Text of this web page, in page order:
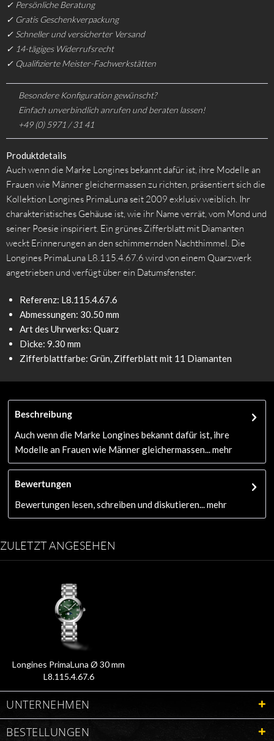
✓ Persönliche Beratung
✓ Gratis Geschenkverpackung
✓ Schneller und versicherter Versand
✓ 14-tägiges Widerrufsrecht
✓ Qualifizierte Meister-Fachwerkstätten
Besondere Konfiguration gewünscht?
Einfach unverbindlich anrufen und beraten lassen!
+49 (0) 5971 / 31 41
Produktdetails
Auch wenn die Marke Longines bekannt dafür ist, ihre Modelle an
Frauen wie Männer gleichermassen zu richten, präsentiert sich die
Kollektion Longines PrimaLuna seit 2009 exklusiv weiblich. Ihr
charakteristisches Gehäuse ist, wie ihr Name verrät, vom Mond und
seiner Poesie inspiriert. Ein grünes Zifferblatt mit Diamanten
weckt Erinnerungen an den schimmernden Nachthimmel. Die
Longines PrimaLuna L8.115.4.67.6 wird von einem Quarzwerk
angetrieben und verfügt über ein Datumsfenster.
Referenz: L8.115.4.67.6
Abmessungen: 30.50 mm
Art des Uhrwerks: Quarz
Dicke: 9.30 mm
Zifferblattfarbe: Grün, Zifferblatt mit 11 Diamanten
Beschreibung
Auch wenn die Marke Longines bekannt dafür ist, ihre
Modelle an Frauen wie Männer gleichermassen...
mehr
Bewertungen
Bewertungen lesen, schreiben und diskutieren...
mehr
ZULETZT ANGESEHEN
Longines PrimaLuna Ø 30 mm
L8.115.4.67.6
UNTERNEHMEN
BESTELLUNGEN